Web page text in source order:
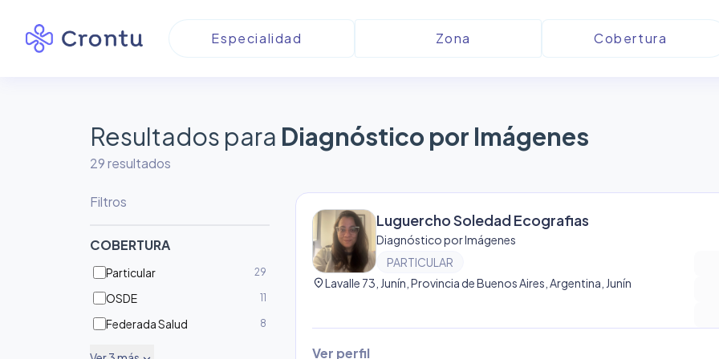
Resultados para Diagnóstico por Imágenes
29resultados
Filtros
COBERTURA
Particular 29
OSDE 11
Federada Salud 8
Luguercho Soledad Ecografias
Diagnóstico por Imágenes
PARTICULAR
location_onLavalle 73, Junín, Provincia de Buenos Aires, Argentina, Junín
Ver perfil